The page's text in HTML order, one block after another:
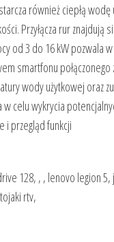
również ciepłą
Przyłącza rur
od 3 do 16 kW
smartfonu
wody użytkowej oraz
celu wykrycia
i przegląd funkcji
128, , , lenovo legion
rtv,